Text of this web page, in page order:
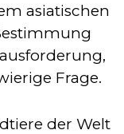
asiatischen
Frage.
der Welt